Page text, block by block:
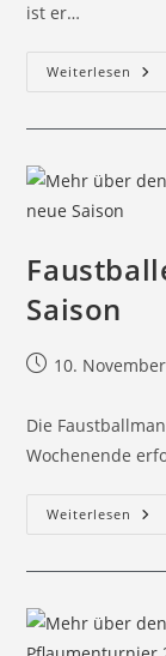
ist er…
Weiterlesen
Saison
10.
Die
Wochenende
Weiterlesen